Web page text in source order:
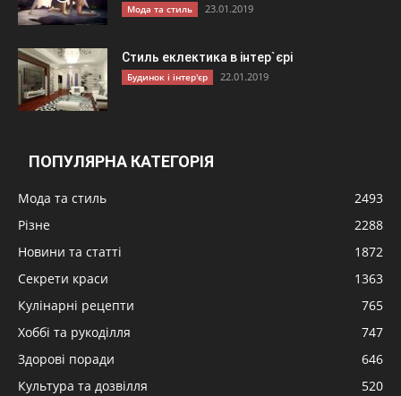
Мода та стиль 23.01.2019
Стиль еклектика в інтер`єрі
Будинок і інтер'єр 22.01.2019
ПОПУЛЯРНА КАТЕГОРІЯ
Мода та стиль
2493
Різне
2288
Новини та статті
1872
Секрети краси
1363
Кулінарні рецепти
765
Хоббі та рукоділля
747
Здорові поради
646
Культура та дозвілля
520